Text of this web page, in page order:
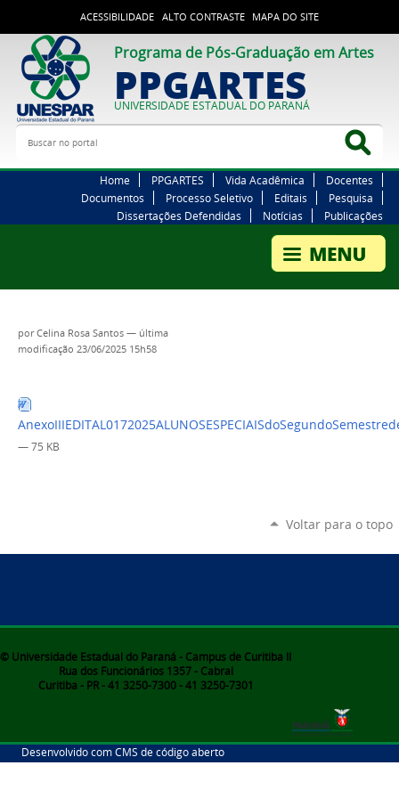
ACESSIBILIDADE ALTO CONTRASTE MAPA DO SITE
Programa de Pós-Graduação em Artes
PPGARTES
UNIVERSIDADE ESTADUAL DO PARANÁ
Buscar no portal
Home PPGARTES Vida Acadêmica
Docentes
Documentos
Processo Seletivo Editais
Pesquisa
Dissertações Defendidas
Notícias Publicações
porCelina Rosa Santos — última
modificação 23/06/2025 15h58
— 75 KB
Voltar para o topo
© Universidade Estadual do Paraná - Campus de Curitiba II
Rua dos Funcionários 1357 - Cabral
Curitiba - PR - 41 3250-7300 - 41 3250-7301
Desenvolvido com CMS de código aberto